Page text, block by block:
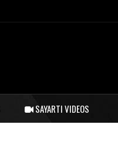
SAYARTI VIDEOS